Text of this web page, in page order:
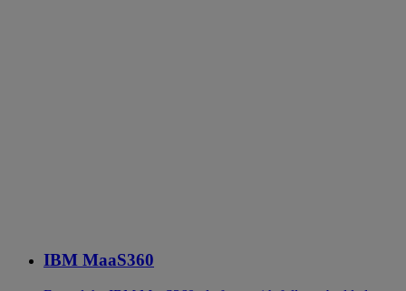
IBM MaaS360